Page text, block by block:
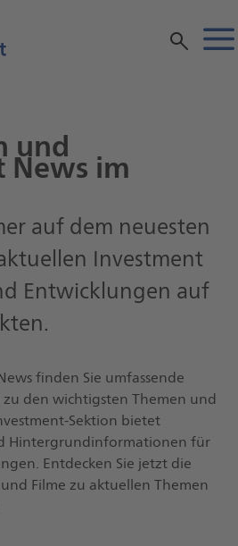
und
News im
auf dem neuesten
Investment
Entwicklungen auf
finden Sie umfassende
den wichtigsten Themen und
Sektion bietet
Hintergrundinformationen für
Entdecken Sie jetzt die
Filme zu aktuellen Themen